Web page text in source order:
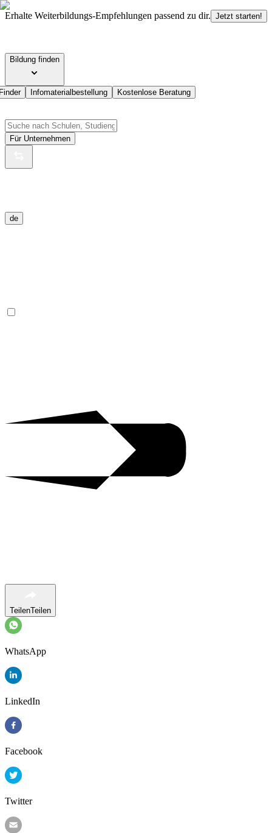
Erhalte Weiterbildungs-Empfehlungen passend zu dir. Jetzt starten!
Bildung finden
Infomaterialbestellung Kostenlose Beratung
Für Unternehmen
de
TeilenTeilen
WhatsApp
LinkedIn
Facebook
Twitter